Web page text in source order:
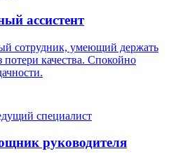
ассистент
сотрудник, умеющий держать
потери качества. Спокойно
специалист
руководителя